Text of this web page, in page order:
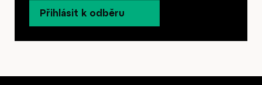
Přihlásit k odběru